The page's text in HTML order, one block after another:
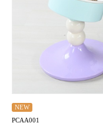
NEW
PCAA001